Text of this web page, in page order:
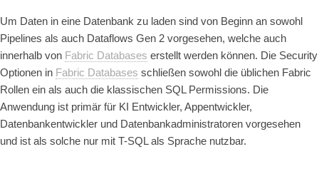
Um Daten in eine Datenbank zu laden sind von Beginn an sowohl
Pipelines als auch Dataflows Gen 2 vorgesehen, welche auch
innerhalb von Fabric Databases erstellt werden können. Die Security
Optionen in Fabric Databases schließen sowohl die üblichen Fabric
Rollen ein als auch die klassischen SQL Permissions. Die
Anwendung ist primär für KI Entwickler, Appentwickler,
Datenbankentwickler und Datenbankadministratoren vorgesehen
und ist als solche nur mit T-SQL als Sprache nutzbar.